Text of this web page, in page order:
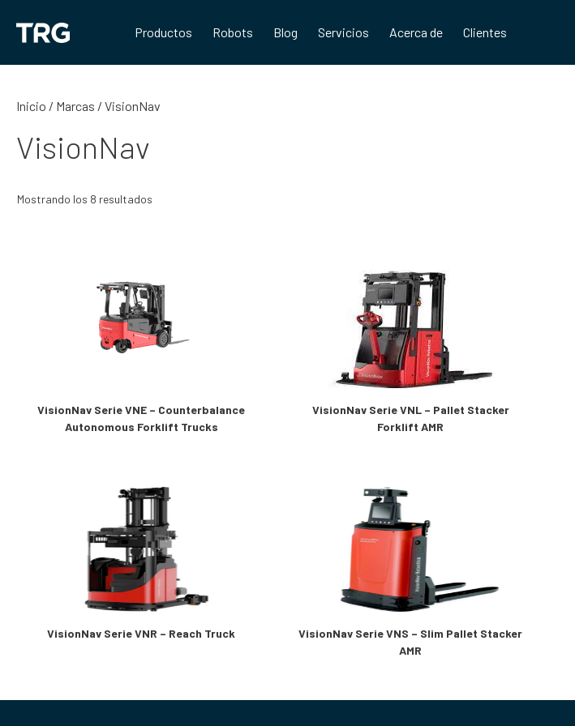
contenido
Productos Robots Blog Servicios Acerca de Clientes
Inicio / Marcas / VisionNav
VisionNav
Mostrando los 8 resultados
VisionNav Serie VNE – Counterbalance
Autonomous Forklift Trucks
VisionNav Serie VNL – Pallet Stacker
Forklift AMR
VisionNav Serie VNR – Reach Truck
VisionNav Serie VNS – Slim Pallet Stacker
AMR